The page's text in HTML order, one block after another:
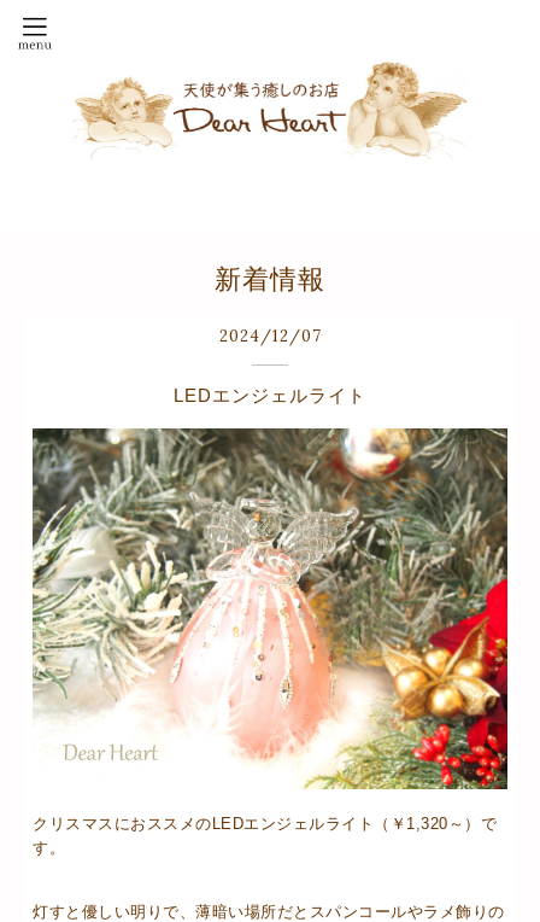
新着情報
2024/12 /07
LEDエンジェルライト
クリスマスにおススメのLEDエンジェルライト（￥1,320～）で
す。
灯すと優しい明りで、薄暗い場所だとスパンコールやラメ飾りの